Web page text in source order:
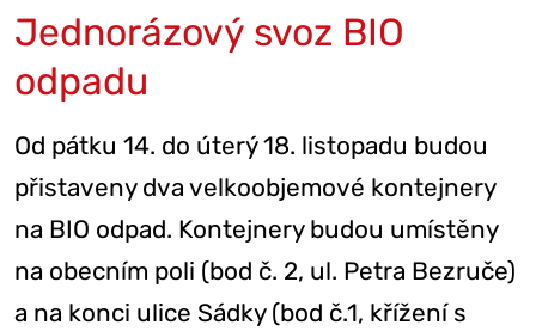
Jednorázový svoz BIO
odpadu
Od pátku 14. do úterý 18. listopadu budou
přistaveny dva velkoobjemové kontejnery
na BIO odpad. Kontejnery budou umístěny
na obecním poli (bod č. 2, ul. Petra Bezruče)
a na konci ulice Sádky (bod č.1, křížení s